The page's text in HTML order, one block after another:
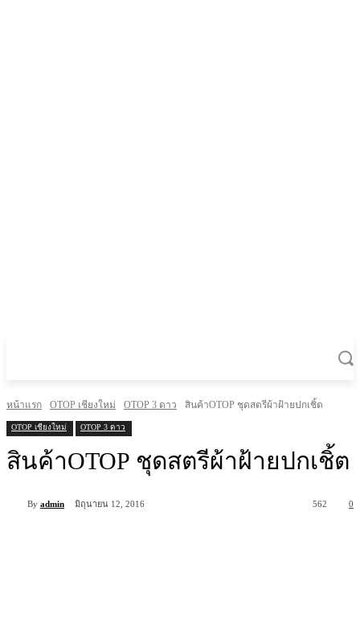
หน้าแรก OTOP เชียงใหม่ OTOP 3 ดาว สินค้าOTOP ชุดสตรีผ้าฝ้ายปกเชิ้ต
OTOP เชียงใหม่ OTOP 3 ดาว
สินค้าOTOP ชุดสตรีผ้าฝ้ายปกเชิ้ต
By admin มิถุนายน 12, 2016 0
562